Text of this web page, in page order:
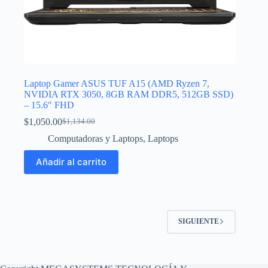
Laptop Gamer ASUS TUF A15 (AMD Ryzen 7,
NVIDIA RTX 3050, 8GB RAM DDR5, 512GB SSD)
– 15.6″ FHD
$1,134.00
El
precio
era:
$1,134.00.
$1,050.00El
precio
es:
$1,050.00.
Computadoras y Laptops, Laptops
Añadir al carrito
SIGUIENTE